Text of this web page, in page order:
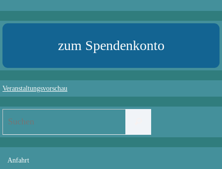
zum Spendenkonto
Veranstaltungsvorschau
Anfahrt